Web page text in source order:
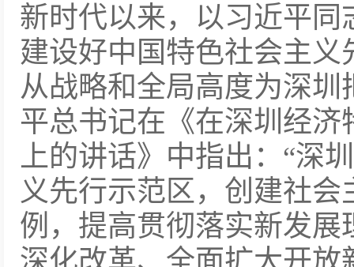
新时代以来，以习近平
建设好中国特色社会主
从战略和全局高度为深
平总书记在《在深圳经
上的讲话》中指出：“深
义先行示范区，创建社
例，提高贯彻落实新发